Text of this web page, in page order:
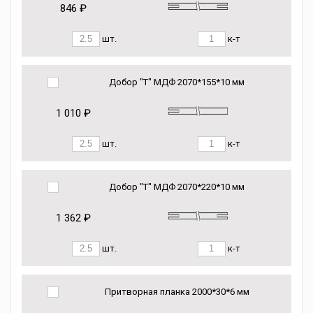
846 ₽
шт. к-т
Добор "Т" МДФ 2070*155*10 мм
1 010 ₽
шт. к-т
Добор "Т" МДФ 2070*220*10 мм
1 362 ₽
шт. к-т
Притворная планка 2000*30*6 мм